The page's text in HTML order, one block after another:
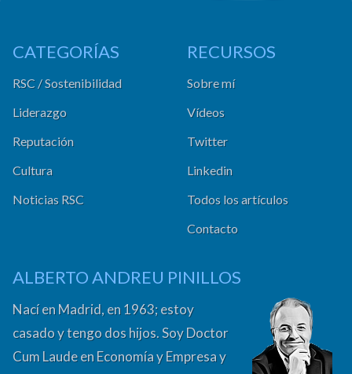
CATEGORÍAS
RSC / Sostenibilidad
Liderazgo
Reputación
Cultura
Noticias RSC
RECURSOS
Sobre mí
Vídeos
Twitter
Linkedin
Todos los artículos
Contacto
ALBERTO ANDREU PINILLOS
Nací en Madrid, en 1963; estoy
casado y tengo dos hijos. Soy Doctor
Cum Laude en Economía y Empresa y